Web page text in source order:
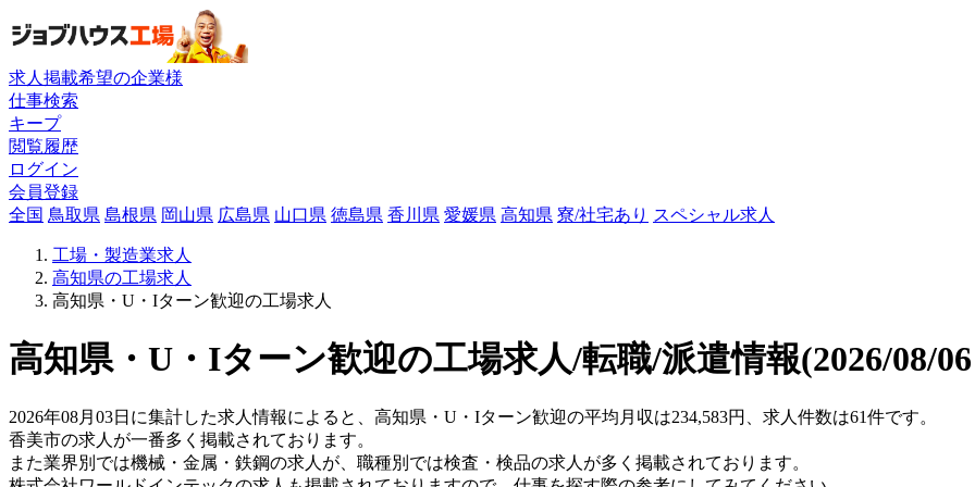
求人掲載希望の企業様
仕事検索
キープ
閲覧履歴
ログイン
会員登録
全国 鳥取県 島根県 岡山県 広島県 山口県 徳島県 香川県 愛媛県 高知県 寮/社宅あり スペシャル求人
工場・製造業求人
高知県の工場求人
高知県・U・Iターン歓迎の工場求人
高知県・U・Iターン歓迎の工場求人/転職/派遣情報(2026/08/
2026年08月03日に集計した求人情報によると、高知県・U・Iターン歓迎の平均月収は234,583円、求人件数は61件です。
香美市の求人が一番多く掲載されております。
また業界別では機械・金属・鉄鋼の求人が、職種別では検査・検品の求人が多く掲載されております。